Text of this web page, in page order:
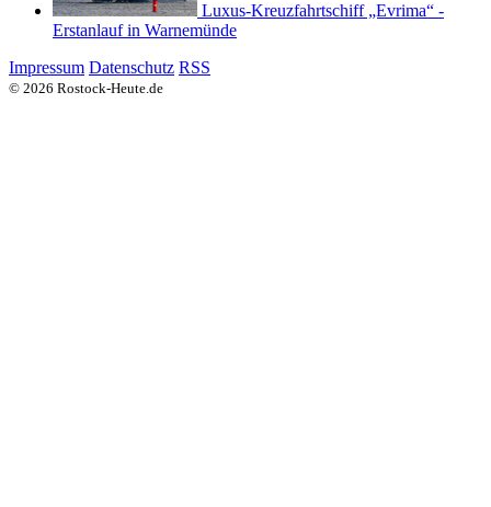
Luxus-Kreuzfahrtschiff „Evrima“ -
Erstanlauf in Warnemünde
Impressum Datenschutz RSS
© 2026 Rostock-Heute.de